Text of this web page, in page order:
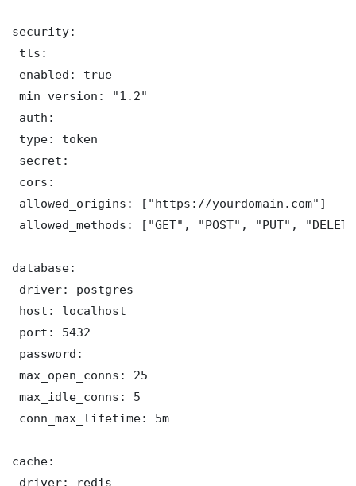
security:
tls:
enabled: true
min_version: "1.2"
auth:
type: token
secret:
cors:
allowed_origins: ["https://yourdomain.com"]
allowed_methods: ["GET", "POST", "PUT",
database:
driver: postgres
host: localhost
port: 5432
password:
max_open_conns: 25
max_idle_conns: 5
conn_max_lifetime: 5m
cache:
driver: redis